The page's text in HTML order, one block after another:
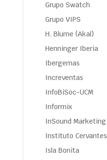
Grupo Swatch
Grupo VIPS
H. Blume (Akal)
Henninger Iberia
Ibergemas
Increventas
InfoBiSoc-UCM
Informix
InSound Marketing
Instituto Cervantes
Isla Bonita